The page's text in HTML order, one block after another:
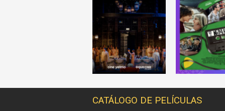
CATÁLOGO DE PELÍCULAS